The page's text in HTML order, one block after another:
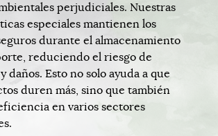
perjudiciales. Nuestras
especiales mantienen los
durante el almacenamiento
reduciendo el riesgo de
daños. Esto no solo ayuda a que
duren más, sino que también
en varios sectores